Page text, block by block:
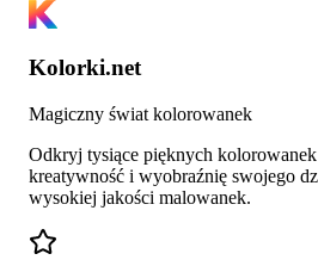
Kolorki.net
Magiczny świat kolorowanek
Odkryj tysiące pięknych
kreatywność i wyobraźnię swojego
wysokiej jakości malowanek.